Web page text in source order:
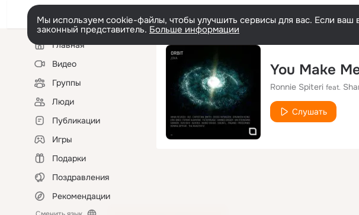
Мы используем cookie-файлы, чтобы улучшить сервисы для вас. Если
законный представитель. Больше информации
Левая
колонкаГлавная
Видео
Группы
Люди
Публикации
Игры
Подарки
Поздравления
Рекомендации
You Make
Ronnie Spiteri feat.
Слушать